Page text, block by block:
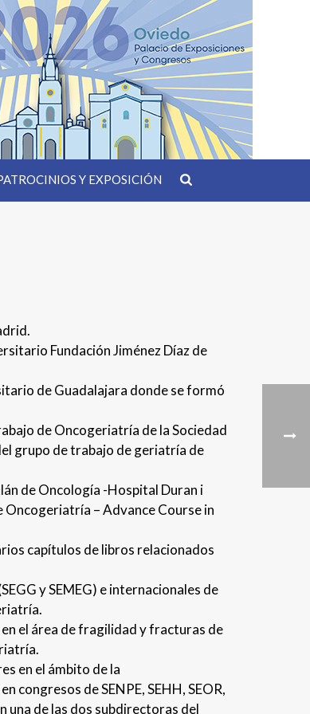
Y EXPOSICIÓN
Fundación Jiménez Díaz de
de Guadalajara donde se formó
de Oncogeriatría de la Sociedad
grupo de trabajo de geriatría de
de Oncología -Hospital Duran i
Oncogeriatría – Advance Course in
capítulos de libros relacionados
y SEMEG) e internacionales de
el área de fragilidad y fracturas de
en el ámbito de la
de SENPE, SEHH, SEOR,
una de las dos subdirectoras del